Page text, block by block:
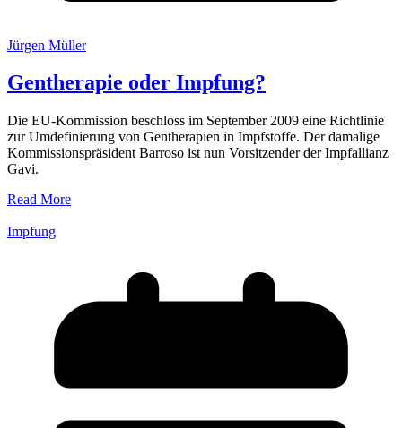
Jürgen Müller
Gentherapie oder Impfung?
Die EU-Kommission beschloss im September 2009 eine Richtlinie
zur Umdefinierung von Gentherapien in Impfstoffe. Der damalige
Kommissionspräsident Barroso ist nun Vorsitzender der Impfallianz
Gavi.
Read More
Impfung